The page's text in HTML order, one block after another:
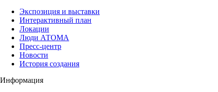
Экспозиция и выставки
Интерактивный план
Локации
Люди АТОМА
Пресс-центр
Новости
История создания
Информация